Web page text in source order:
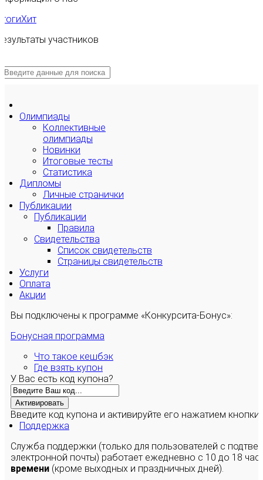
Хит
участников
Олимпиады
Коллективные
олимпиады
Новинки
Итоговые тесты
Статистика
Дипломы
Личные странички
Публикации
Публикации
Правила
Свидетельства
Список свидетельств
Страницы свидетельств
Услуги
Оплата
Акции
Вы подключены к программе «Конкурсита-Бонус»:
Бонусная программа
Что такое кешбэк
Где взять купон
У Вас есть код купона?
Активировать
Введите код купона и активируйте его нажатием кнопки
Поддержка
Служба поддержки (только для пользователей с
электронной почты) работает ежедневно с 10 до 18
времени (кроме выходных и праздничных дней).